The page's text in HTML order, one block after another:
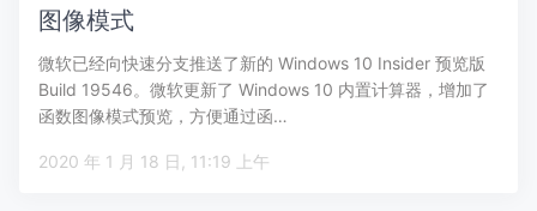
图像模式
微软已经向快速分支推送了新的 Windows 10 Insider 预览版
Build 19546。微软更新了 Windows 10 内置计算器，增加了
函数图像模式预览，方便通过函…
2020 年 1 月 18 日, 11:19 上午